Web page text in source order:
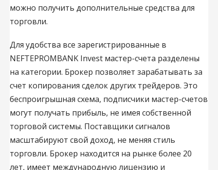
можно получить дополнительные средства для
торговли.
Для удобства все зарегистрированные в
NEFTEPROMBANK Invest мастер-счета разделены
на категории. Брокер позволяет зарабатывать за
счет копирования сделок других трейдеров. Это
беспроигрышная схема, подписчики мастер-счетов
могут получать прибыль, не имея собственной
торговой системы. Поставщики сигналов
масштабируют свой доход, не меняя стиль
торговли. Брокер находится на рынке более 20
лет, имеет международную лицензию и